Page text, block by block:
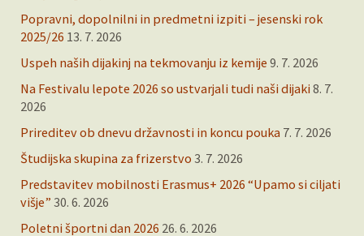
Popravni, dopolnilni in predmetni izpiti – jesenski rok
2025/26 13. 7. 2026
Uspeh naših dijakinj na tekmovanju iz kemije 9. 7. 2026
Na Festivalu lepote 2026 so ustvarjali tudi naši dijaki 8. 7.
2026
Prireditev ob dnevu državnosti in koncu pouka 7. 7. 2026
Študijska skupina za frizerstvo 3. 7. 2026
Predstavitev mobilnosti Erasmus+ 2026 “Upamo si ciljati
višje” 30. 6. 2026
Poletni športni dan 2026 26. 6. 2026